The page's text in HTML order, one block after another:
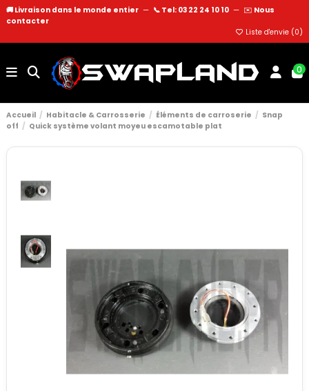
🚚 Livraison dans le monde entier — 📞 Tel: 03 22 24 10 10 — ✉️ Nous
contacter
Liste d'envie (0)
0
Accueil Habitacle & Carrosserie Éléments de carroserie
Snap
off
Quick système volant moyeu escamotable plat